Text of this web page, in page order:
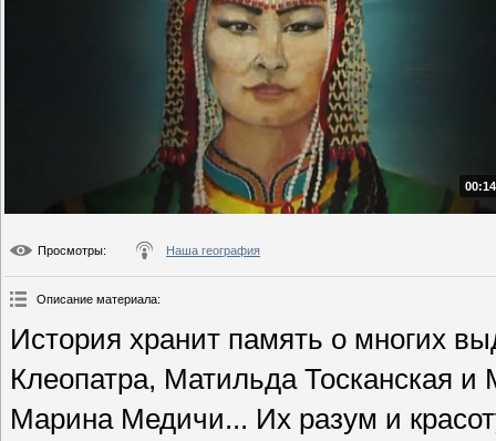
Просмотры: Наша география
Описание материала:
История хранит память о многих
Клеопатра, Матильда Тосканская
Марина Медичи... Их разум и